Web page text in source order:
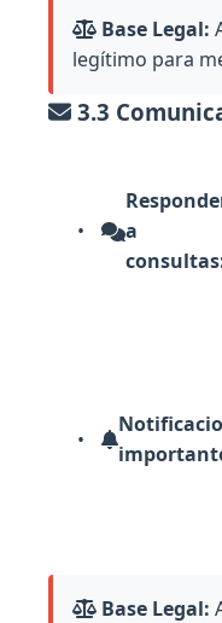
Base Legal:
legítimo para
3.3
a
Base Legal: